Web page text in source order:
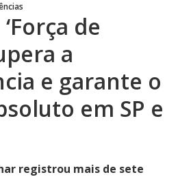
de
a
e garante o
em SP e
registrou mais de sete